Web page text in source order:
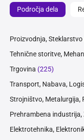
Področja dela
Proizvodnja, Steklarstvo
Tehnične storitve,
Trgovina (225)
Transport, Nabava,
Strojništvo, Metalurgija,
Prehrambena industrija,
Elektrotehnika,